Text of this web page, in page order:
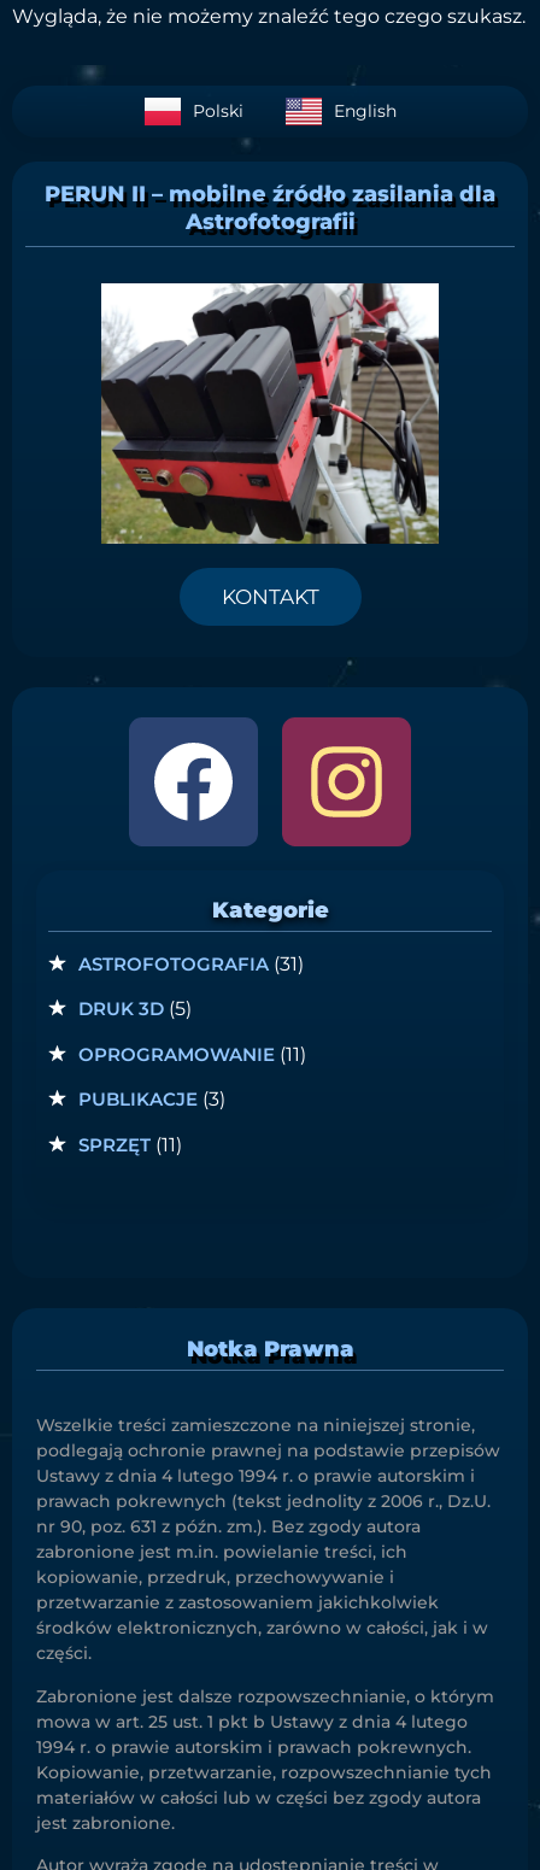
Wygląda, że nie możemy znaleźć tego czego szukasz.
Polski English
PERUN II – mobilne źródło zasilania dla
Astrofotografii
KONTAKT
Kategorie
ASTROFOTOGRAFIA (31)
DRUK 3D (5)
OPROGRAMOWANIE (11)
PUBLIKACJE (3)
SPRZĘT (11)
Notka Prawna
Wszelkie treści zamieszczone na niniejszej stronie,
podlegają ochronie prawnej na podstawie przepisów
Ustawy z dnia 4 lutego 1994 r. o prawie autorskim i
prawach pokrewnych (tekst jednolity z 2006 r., Dz.U.
nr 90, poz. 631 z późn. zm.). Bez zgody autora
zabronione jest m.in. powielanie treści, ich
kopiowanie, przedruk, przechowywanie i
przetwarzanie z zastosowaniem jakichkolwiek
środków elektronicznych, zarówno w całości, jak i w
części.
Zabronione jest dalsze rozpowszechnianie, o którym
mowa w art. 25 ust. 1 pkt b Ustawy z dnia 4 lutego
1994 r. o prawie autorskim i prawach pokrewnych.
Kopiowanie, przetwarzanie, rozpowszechnianie tych
materiałów w całości lub w części bez zgody autora
jest zabronione.
Autor wyraża zgodę na udostępnianie treści w